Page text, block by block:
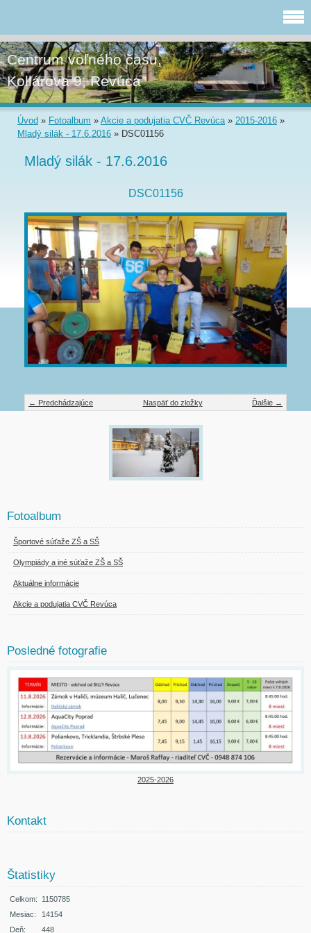
Centrum voľného času,
Kollárova 9, Revúca
Úvod » Fotoalbum » Akcie a podujatia CVČ Revúca» 2015-2016 »
Mladý silák - 17.6.2016 » DSC01156
Mladý silák - 17.6.2016
DSC01156
← Predchádzajúce Ďalšie →
Naspäť do zložky
Fotoalbum
Športové súťaže ZŠ a SŠ
Olympiády a iné súťaže ZŠ a SŠ
Aktuálne informácie
Akcie a podujatia CVČ Revúca
Posledné fotografie
2025-2026
Kontakt
Štatistiky
Celkom:
1150785
Mesiac:
14154
Deň:
448